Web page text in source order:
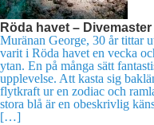
Röda havet –
Muränan George, 30 år tittar
varit i Röda havet en vecka
ytan. En på många sätt
upplevelse. Att kasta sig
flytkraft ur en zodiac och
stora blå är en obeskrivlig
[…]